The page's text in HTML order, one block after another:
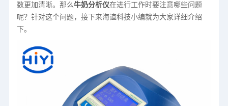
数更加清晰。那么牛奶分析仪在进行工作时要注意哪些问题
呢？针对这个问题，接下来海谊科技小编就为大家详细介绍
下。